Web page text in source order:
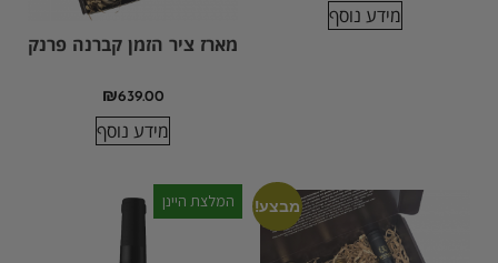
מידע נוסף
מארז ציר הזמן קברנה פרנק
₪639.00
מידע נוסף
מבצע! המלצת היינן